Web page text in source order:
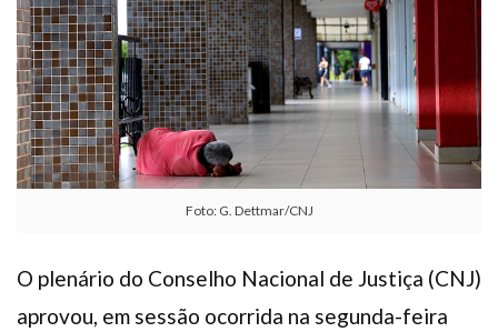
Foto: G. Dettmar/CNJ
O plenário do Conselho Nacional de Justiça (CNJ)
aprovou, em sessão ocorrida na segunda-feira